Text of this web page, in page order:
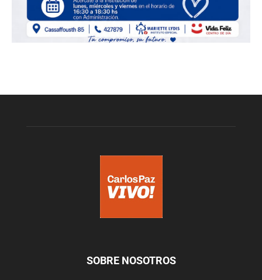
SOBRE NOSOTROS